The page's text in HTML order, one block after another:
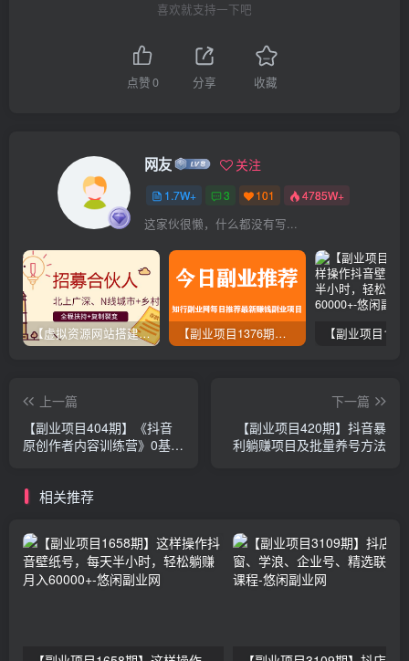
喜欢就支持一下吧
点赞0 分享 收藏
网友 关注
1.7W+ 3 101 4785W+
这家伙很懒，什么都没有写...
【虚拟资源网站搭建服务】加盟本站系统，做一个和本站一样的独立网站，躺赚的项目 【副业项目1376期】龟课最新闲鱼项目玩法实战教程_全新升级月收益几千到几万
上一篇
【副业项目404期】《抖音
原创作者内容训练营》0基础
下一篇
【副业项目420期】抖音暴
利躺赚项目及批量养号方法
相关推荐